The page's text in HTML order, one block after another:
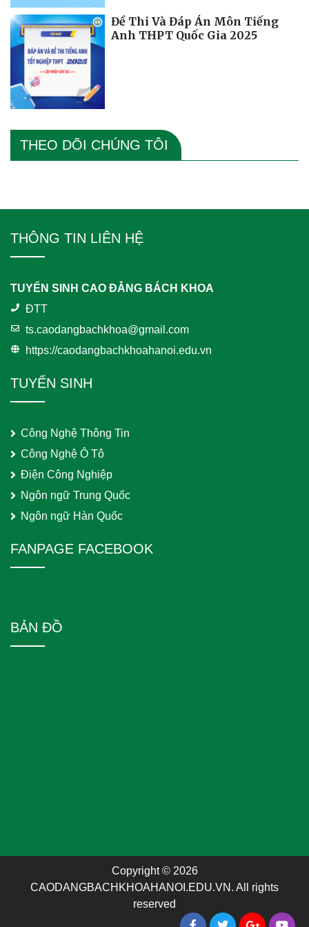
Đề Thi Và Đáp Án Môn Tiếng
Anh THPT Quốc Gia 2025
THEO DÕI CHÚNG TÔI
THÔNG TIN LIÊN HỆ
TUYỂN SINH CAO ĐẲNG BÁCH KHOA
ĐTT
ts.caodangbachkhoa@gmail.com
https://caodangbachkhoahanoi.edu.vn
TUYỂN SINH
Công Nghệ Thông Tin
Công Nghệ Ô Tô
Điện Công Nghiệp
Ngôn ngữ Trung Quốc
Ngôn ngữ Hàn Quốc
FANPAGE FACEBOOK
BẢN ĐỒ
Copyright © 2026
CAODANGBACHKHOAHANOI.EDU.VN. All rights
reserved